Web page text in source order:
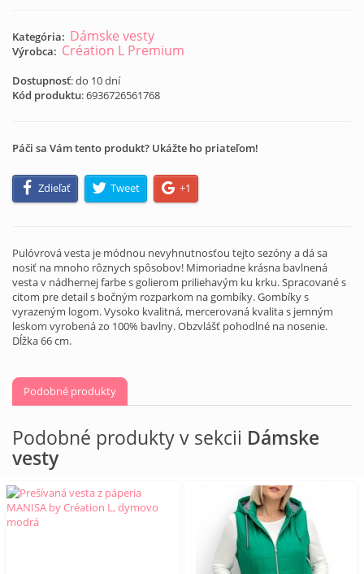
Kategória: Dámske vesty
Výrobca: Création L Premium
Dostupnosť: do 10 dní
Kód produktu:6936726561768
Páči sa Vám tento produkt? Ukážte ho priateľom!
Zdieľať Tweet +1
Pulóvrová vesta je módnou nevyhnutnosťou tejto sezóny a dá sa
nosiť na mnoho rôznych spôsobov! Mimoriadne krásna bavlnená
vesta v nádhernej farbe s golierom priliehavým ku krku. Spracované s
citom pre detail s bočným rozparkom na gombíky. Gombíky s
vyrazeným logom. Vysoko kvalitná, mercerovaná kvalita s jemným
leskom vyrobená zo 100% bavlny. Obzvlášť pohodlné na nosenie.
Dĺžka 66 cm.
Podobné produkty
Podobné produkty v sekcii Dámske
vesty